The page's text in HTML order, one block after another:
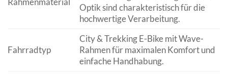
Optik sind charakteristisch für die
hochwertige Verarbeitung.
Fahrradtyp
City & Trekking E-Bike mit Wave-
Rahmen für maximalen Komfort und
einfache Handhabung.